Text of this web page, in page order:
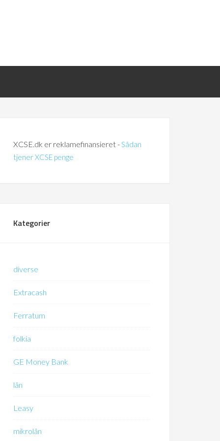
XCSE.dk er reklamefinansieret -Sådan
tjener XCSE penge
Kategorier
diverse
Extracash
Ferratum
folkia
GE Money Bank
lån
Leasy
mikrolån